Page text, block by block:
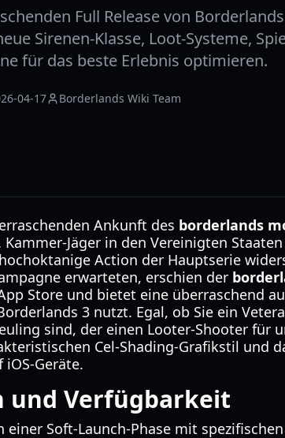
Full Release von
Sirenen-Klasse, Loot-Systeme,
für das beste Erlebnis optimieren.
04-17 Borderlands Wiki Team
Ankunft des borderlands
Jäger in den Vereinigten
Action der Hauptserie
erwarteten, erschien der
Store und bietet eine überraschend
3 nutzt. Egal, ob Sie ein
sind, der einen Looter-Shooter für
Cel-Shading-Grafikstil und
Geräte.
und Verfügbarkeit
Soft-Launch-Phase mit